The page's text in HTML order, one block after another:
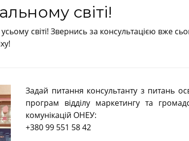
світі!
світі! Звернись за консультацією вже
Задай питання консультанту з питань
програм відділу маркетингу та
комунікацій ОНЕУ:
+380 99 551 58 42